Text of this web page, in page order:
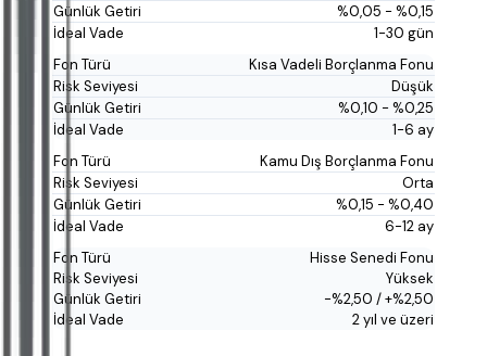
%0,05 - %0,15
1-30 gün
Kısa Vadeli Borçlanma Fonu
Düşük
%0,10 - %0,25
1-6 ay
Kamu Dış Borçlanma Fonu
Orta
%0,15 - %0,40
6-12 ay
Hisse Senedi Fonu
Yüksek
-%2,50 / +%2,50
2 yıl ve üzeri